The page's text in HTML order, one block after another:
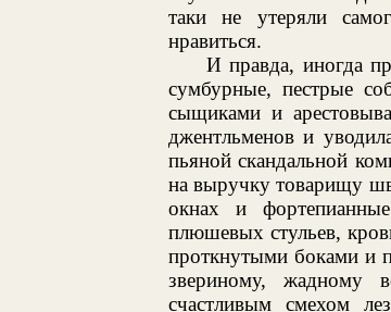
таки не утеряли
нравиться.
И правда, иногда
сумбурные, пестрые
сыщиками и
джентльменов и
пьяной скандальной
на выручку товарищу
окнах и
плюшевых стульев,
проткнутыми боками и
звериному, жадному
счастливым смехом